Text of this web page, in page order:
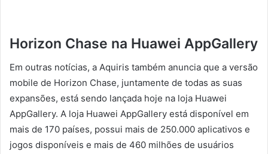
Horizon Chase na Huawei AppGallery
Em outras notícias, a Aquiris também anuncia que a versão
mobile de Horizon Chase, juntamente de todas as suas
expansões, está sendo lançada hoje na loja Huawei
AppGallery. A loja Huawei AppGallery está disponível em
mais de 170 países, possui mais de 250.000 aplicativos e
jogos disponíveis e mais de 460 milhões de usuários